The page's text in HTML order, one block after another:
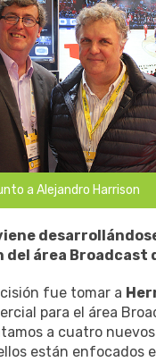
a Alejandro Harrison
área Broadcast
fue tomar a
para el área
a cuatro
están enfocados